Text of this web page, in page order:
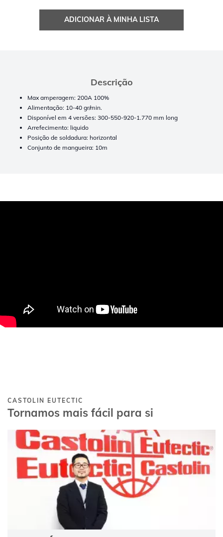
ADICIONAR À MINHA LISTA
Descrição
Max amperagem: 200A 100%
Alimentação: 10-40 gr/min.
Disponível em 4 versões: 300-550-920-1.770 mm long
Arrefecimento: liquido
Posição de soldadura: horizontal
Conjunto de mangueira: 10m
CASTOLIN EUTECTIC
Tornamos mais fácil para si